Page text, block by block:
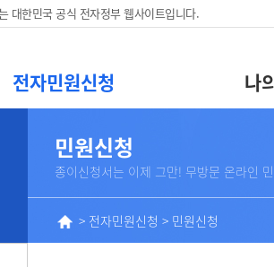
대한민국 공식 전자정부 웹사이트입니다.
전자민원신청 나
민원신청
종이신청서는 이제 그만! 무방문 온라인
> 전자민원신청 > 민원신청